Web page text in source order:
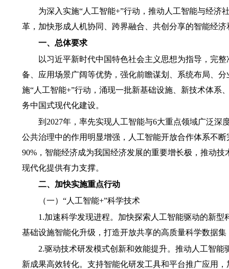
为深入实施“人工智能+”行动，推动人工智能与经
革，加快形成人机协同、跨界融合、共创分享的智能经
一、总体要求
以习近平新时代中国特色社会主义思想为指导，完
备、应用场景广阔等优势，强化前瞻谋划、系统布局、
施“人工智能+”行动，涌现一批新基础设施、新技术体
务中国式现代化建设。
到2027年，率先实现人工智能与6大重点领域广泛
公共治理中的作用明显增强，人工智能开放合作体系不
90%，智能经济成为我国经济发展的重要增长极，推动
现代化提供有力支撑。
二、加快实施重点行动
（一）“人工智能+”科学技术
1.加速科学发现进程。 加快探索人工智能驱动的新型
基础设施智能化升级，打造开放共享的高质量科学数据
2.驱动技术研发模式创新和效能提升。 推动人工智能
新成果高效转化。支持智能化研发工具和平台推广应用